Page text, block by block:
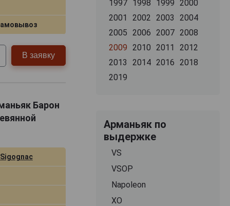
В заявку
Барон
1997 1998 1999
2000
2001
2002 2003
2004
2005
2006 2007 2008
2009
2010 2011
2012
2013
2014 2016
2018
2019
Арманьяк по
выдержке
VS
VSOP
Napoleon
XO